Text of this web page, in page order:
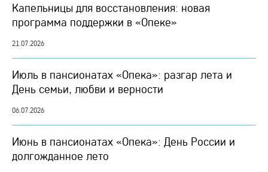
Капельницы для восстановления: новая
программа поддержки в «Опеке»
21.07.2026
Июль в пансионатах «Опека»: разгар лета и
День семьи, любви и верности
06.07.2026
Июнь в пансионатах «Опека»: День России и
долгожданное лето